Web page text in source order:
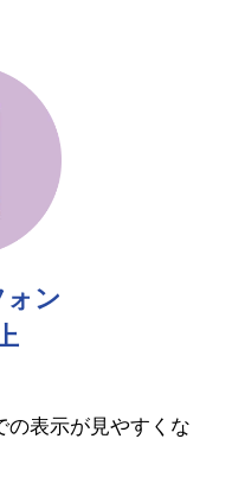
ン
の表示が見やすくな